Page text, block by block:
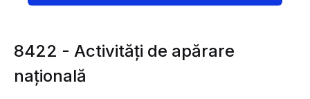
8422 - Activităţi de apărare
naţională